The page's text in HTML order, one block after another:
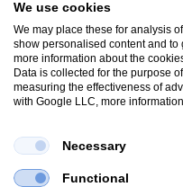
Facebook
Instagram
UNSERE BELIEBTESTEN
Endschalldämpfer
We use cookies
We may place these for analysis
show personalised content and
more information about the
Data is collected for the purpose
measuring the effectiveness of
with Google LLC, more
Necessary
Functional